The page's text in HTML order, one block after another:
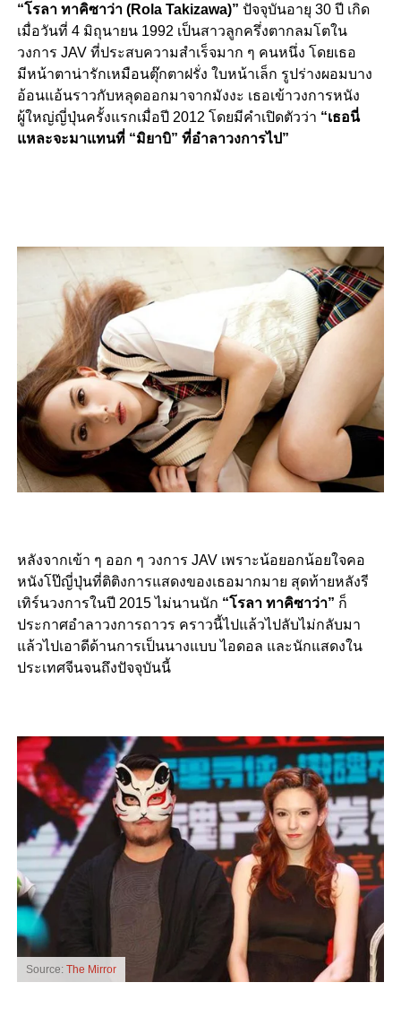
“โรลา ทาคิซาว่า (Rola Takizawa)” ปัจจุบันอายุ 30 ปี เกิด
เมื่อวันที่ 4 มิถุนายน 1992 เป็นสาวลูกครึ่งตากลมโตใน
วงการ JAV ที่ประสบความสำเร็จมาก ๆ คนหนึ่ง โดยเธอ
มีหน้าตาน่ารักเหมือนตุ๊กตาฝรั่ง ใบหน้าเล็ก รูปร่างผอมบาง
อ้อนแอ้นราวกับหลุดออกมาจากมังงะ เธอเข้าวงการหนัง
ผู้ใหญ่ญี่ปุ่นครั้งแรกเมื่อปี 2012 โดยมีคำเปิดตัวว่า “เธอนี่
แหละจะมาแทนที่ “มิยาบิ” ที่อำลาวงการไป”
หลังจากเข้า ๆ ออก ๆ วงการ JAV เพราะน้อยอกน้อยใจคอ
หนังโป๊ญี่ปุ่นที่ติติงการแสดงของเธอมากมาย สุดท้ายหลังรี
เทิร์นวงการในปี 2015 ไม่นานนัก “โรลา ทาคิซาว่า” ก็
ประกาศอำลาวงการถาวร คราวนี้ไปแล้วไปลับไม่กลับมา
แล้วไปเอาดีด้านการเป็นนางแบบ ไอดอล และนักแสดงใน
ประเทศจีนจนถึงปัจจุบันนี้
Source: The Mirror